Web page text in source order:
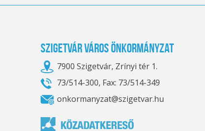
Szigetvár Város Önkormányzat
7900 Szigetvár, Zrínyi tér 1.
73/514-300, Fax: 73/514-349
onkormanyzat@szigetvar.hu